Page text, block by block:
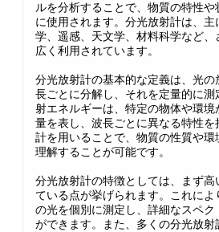
ルを分析することで、物質の特性
に使用されます。分光放射計は、主
学、遥感、天文学、材料科学など
広く利用されています。
分光放射計の基本的な定義は、光の
長ごとに分解し、それを定量的に
射エネルギーは、特定の物体や環
量を表し、波長ごとに異なる特性
計を用いることで、物質の性質や環
理解することが可能です。
分光放射計の特徴としては、まず高
ている点が挙げられます。これに
の光を個別に測定し、詳細なスペク
ができます。また、多くの分光放